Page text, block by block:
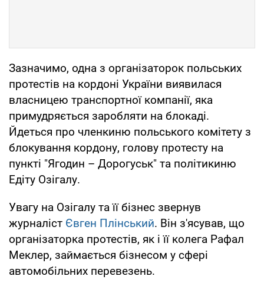
Зазначимо, одна з організаторок польських
протестів на кордоні України виявилася
власницею транспортної компанії, яка
примудряється заробляти на блокаді.
Йдеться про членкиню польського комітету з
блокування кордону, голову протесту на
пункті "Ягодин – Дорогуськ" та політикиню
Едіту Озігалу.
Увагу на Озігалу та її бізнес звернув
журналіст Євген Плінський. Він з'ясував, що
організаторка протестів, як і її колега Рафал
Меклер, займається бізнесом у сфері
автомобільних перевезень.